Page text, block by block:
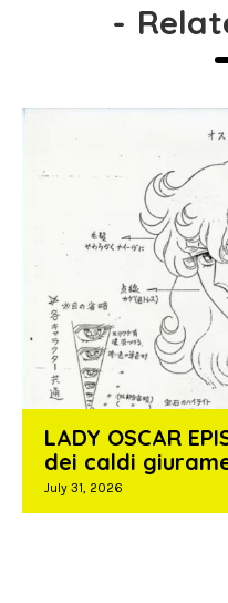
-
LADY OSCAR
dei caldi
July 31, 2026